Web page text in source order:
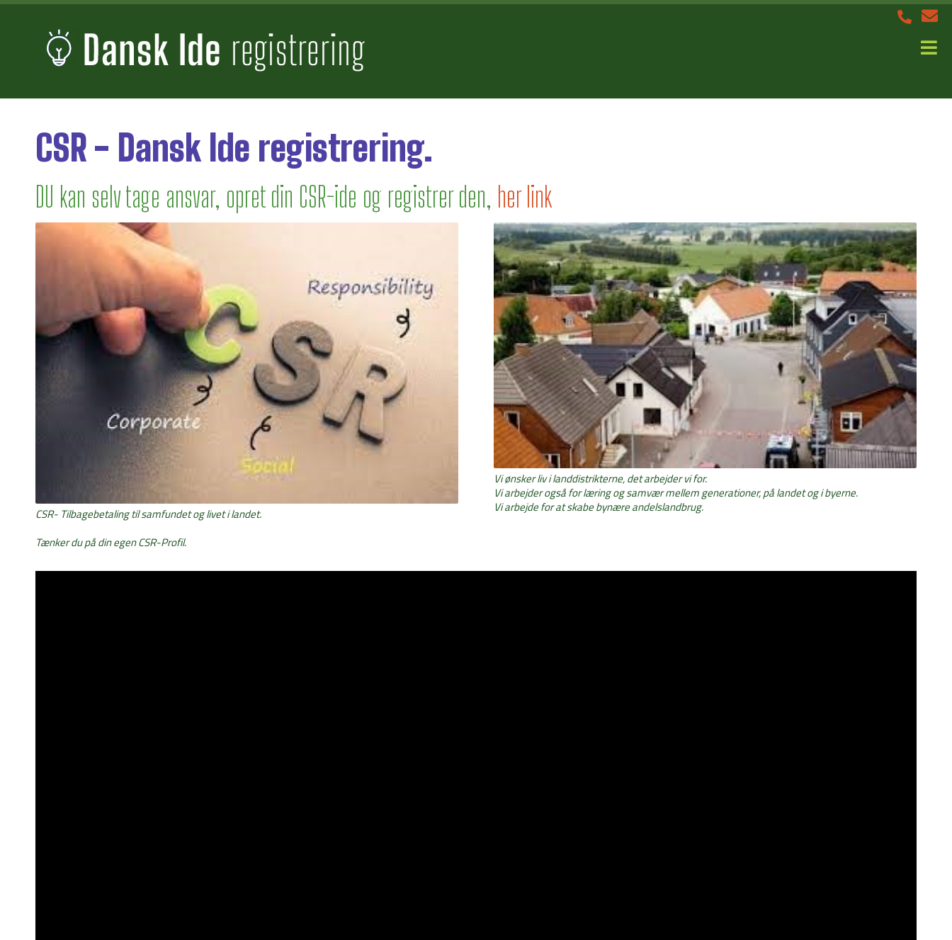
CSR - Dansk Ide registrering.
DU kan selv tage ansvar, opret din CSR-ide og registrer den, her link
CSR- Tilbagebetaling til samfundet og livet i landet.
Tænker du på din egen CSR-Profil.
Vi ønsker liv i landdistrikterne, det arbejder vi for.
Vi arbejder også for læring og samvær mellem generationer, på landet og i byerne.
Vi arbejde for at skabe bynære andelslandbrug.